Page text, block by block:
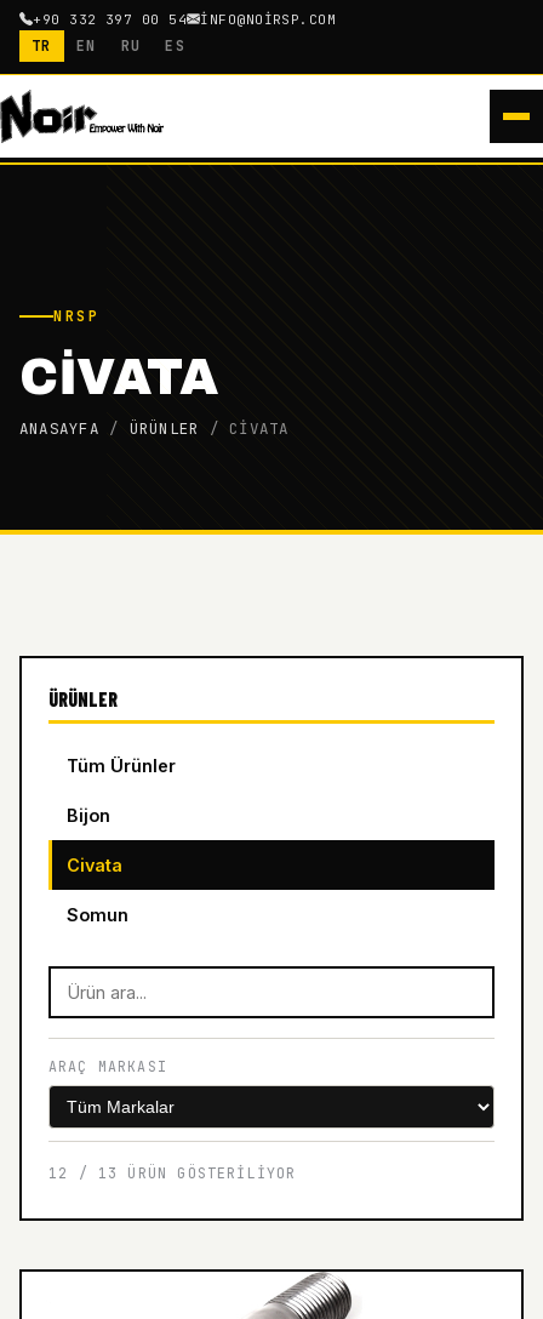
+90 332 397 00 54 INFO@NOIRSP.COM
TR EN RU ES
NRSP
CIVATA
ANASAYFA / ÜRÜNLER / CIVATA
ÜRÜNLER
Tüm Ürünler
Bijon
Civata
Somun
ARAÇ MARKASI
12 / 13 ÜRÜN GÖSTERILIYOR